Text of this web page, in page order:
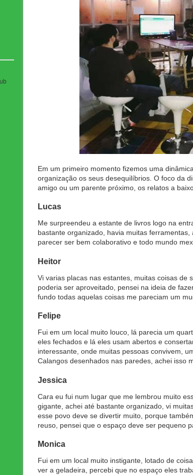
Em um primeiro momento fizemos uma
organização os seus desequilíbrios. O foco da
amigo ou um parente próximo, os relatos a
Lucas
Me surpreendeu a estante de livros logo na
bastante organizado, havia muitas
parecer ser bem colaborativo e todo mundo
Heitor
Vi varias placas nas estantes, muitas coisas
poderia ser aproveitado, pensei na ideia de
fundo todas aquelas coisas me pareciam um
Felipe
Fui em um local muito louco, lá parecia um
eles fechados e lá eles usam abertos e
interessante, onde muitas pessoas convivem,
Calangos desenhados nas paredes, achei isso
Jessica
Cara eu fui num lugar que me lembrou muito
gigante, achei até bastante organizado, vi
esse povo deve se divertir muito, porque
reuso, pensei que o espaço deve ser pequeno
Monica
Fui em um local muito instigante, lotado de
ver a geladeira, percebi que no espaço eles